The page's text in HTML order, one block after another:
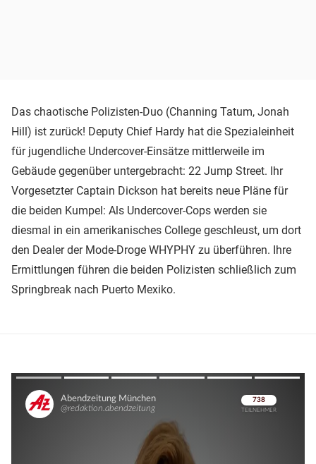
Das chaotische Polizisten-Duo (Channing Tatum, Jonah
Hill) ist zurück! Deputy Chief Hardy hat die Spezialeinheit
für jugendliche Undercover-Einsätze mittlerweile im
Gebäude gegenüber untergebracht: 22 Jump Street. Ihr
Vorgesetzter Captain Dickson hat bereits neue Pläne für
die beiden Kumpel: Als Undercover-Cops werden sie
diesmal in ein amerikanisches College geschleust, um dort
den Dealer der Mode-Droge WHYPHY zu überführen. Ihre
Ermittlungen führen die beiden Polizisten schließlich zum
Springbreak nach Puerto Mexiko.
Überspringen